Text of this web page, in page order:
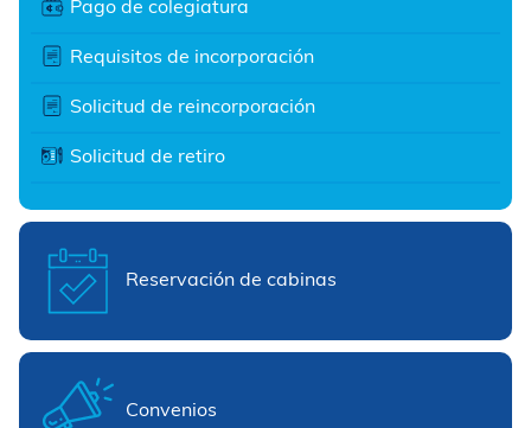
Pago de colegiatura
Requisitos de incorporación
Solicitud de reincorporación
Solicitud de retiro
Reservación de cabinas
Convenios